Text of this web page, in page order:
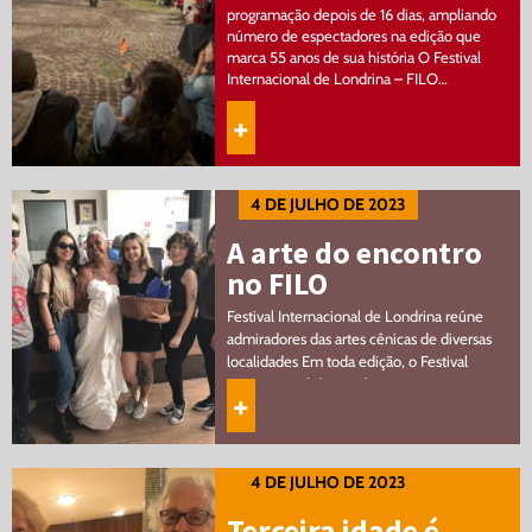
programação depois de 16 dias, ampliando
número de espectadores na edição que
marca 55 anos de sua história O Festival
Internacional de Londrina – FILO…
+
4 DE JULHO DE 2023
A arte do encontro
no FILO
Festival Internacional de Londrina reúne
admiradores das artes cênicas de diversas
localidades Em toda edição, o Festival
Internacional de Londrina movimenta a
cidade, aquece a economia local e também
atrai…
+
4 DE JULHO DE 2023